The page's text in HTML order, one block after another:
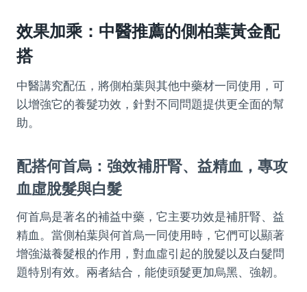
效果加乘：中醫推薦的側柏葉黃金配
搭
中醫講究配伍，將側柏葉與其他中藥材一同使用，可
以增強它的養髮功效，針對不同問題提供更全面的幫
助。
配搭何首烏：強效補肝腎、益精血，專攻
血虛脫髮與白髮
何首烏是著名的補益中藥，它主要功效是補肝腎、益
精血。當側柏葉與何首烏一同使用時，它們可以顯著
增強滋養髮根的作用，對血虛引起的脫髮以及白髮問
題特別有效。兩者結合，能使頭髮更加烏黑、強韌。